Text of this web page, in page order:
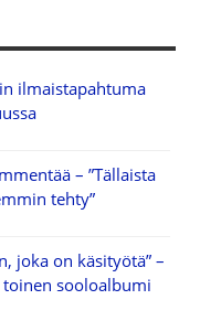
ilmaistapahtuma
– ”Tällaista
tehty”
joka on käsityötä” –
toinen sooloalbumi